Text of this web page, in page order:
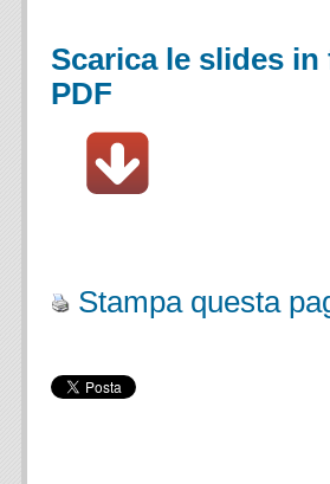
Scarica le slides
PDF
Stampa questa